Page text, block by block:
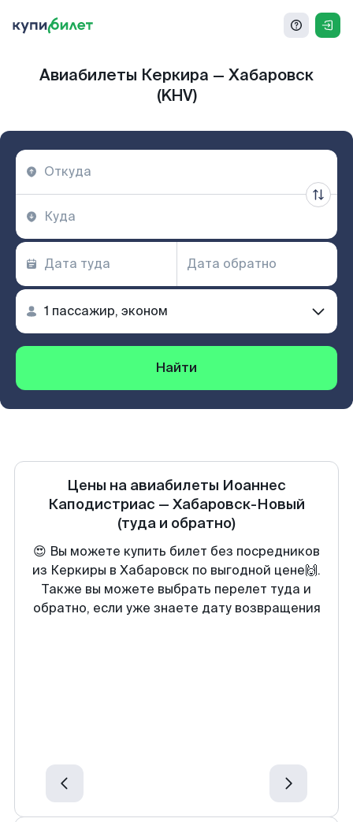
Авиабилеты Керкира — Хабаровск
(KHV)
Найти
Цены на авиабилеты Иоаннес
Каподистриас — Хабаровск-Новый
(туда и обратно)
😍 Вы можете купить билет без посредников
из Керкиры в Хабаровск по выгодной цене🙌.
Также вы можете выбрать перелет туда и
обратно, если уже знаете дату возвращения